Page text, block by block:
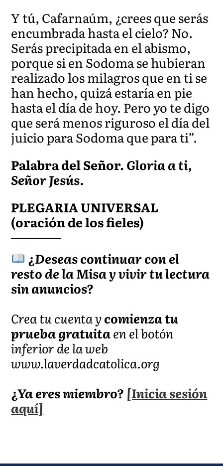
Y tú, Cafarnaúm, ¿crees que serás
encumbrada hasta el cielo? No.
Serás precipitada en el abismo,
porque si en Sodoma se hubieran
realizado los milagros queen ti se
han hecho, quizáestaría en pie
hasta el día de hoy. Pero yo te digo
que será menos riguroso el día del
juicio para Sodoma que para ti”.
Palabra del Señor.Gloria a ti,
Señor Jesús.
PLEGARIA UNIVERSAL
(oración de los fieles)
¿Deseas continuar con el
resto de la Misa y vivir tu lectura
sin anuncios?
Crea tu cuenta ycomienza tu
prueba gratuitaen el botón
inferior de la web
www.laverdadcatolica.org
¿Ya eres miembro? [Inicia sesión
aquí]